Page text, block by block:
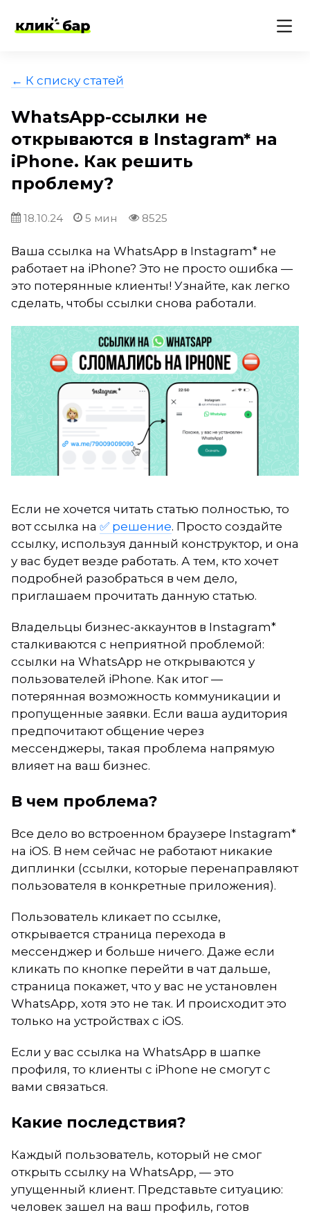
← К списку статей
WhatsApp-ссылки не
открываются в Instagram* на
iPhone. Как решить
проблему?
18.10.24 5 мин 8525
Ваша ссылка на WhatsApp в Instagram* не
работает на iPhone? Это не просто ошибка —
это потерянные клиенты! Узнайте, как легко
сделать, чтобы ссылки снова работали.
Если не хочется читать статью полностью, то
вот ссылка на ✅ решение. Просто создайте
ссылку, используя данный конструктор, и она
у вас будет везде работать. А тем, кто хочет
подробней разобраться в чем дело,
приглашаем прочитать данную статью.
Владельцы бизнес-аккаунтов в Instagram*
сталкиваются с неприятной проблемой:
ссылки на WhatsApp не открываются у
пользователей iPhone. Как итог —
потерянная возможность коммуникации и
пропущенные заявки. Если ваша аудитория
предпочитают общение через
мессенджеры, такая проблема напрямую
влияет на ваш бизнес.
В чем проблема?
Все дело во встроенном браузере Instagram*
на iOS. В нем сейчас не работают никакие
диплинки (ссылки, которые перенаправляют
пользователя в конкретные приложения).
Пользователь кликает по ссылке,
открывается страница перехода в
мессенджер и больше ничего. Даже если
кликать по кнопке перейти в чат дальше,
страница покажет, что у вас не установлен
WhatsApp, хотя это не так. И происходит это
только на устройствах с iOS.
Если у вас ссылка на WhatsApp в шапке
профиля, то клиенты с iPhone не смогут с
вами связаться.
Какие последствия?
Каждый пользователь, который не смог
открыть ссылку на WhatsApp, — это
упущенный клиент. Представьте ситуацию:
человек зашел на ваш профиль, готов